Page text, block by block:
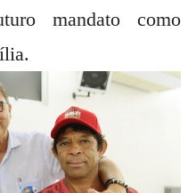
mandato como